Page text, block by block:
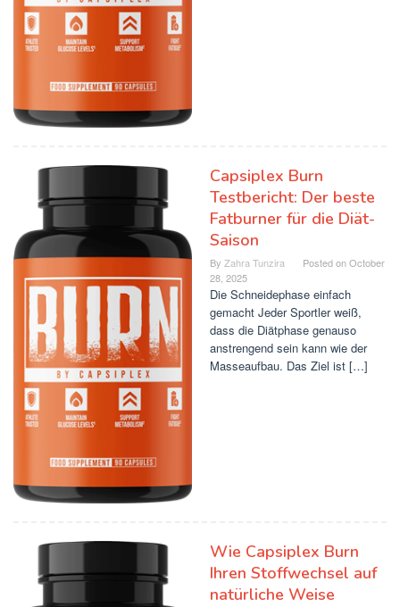
Capsiplex Burn
Testbericht: Der beste
Fatburner für die Diät-
Saison
By Zahra Tunzira Posted onOctober
28, 2025
Die Schneidephase einfach
gemacht Jeder Sportler weiß,
dass die Diätphase genauso
anstrengend sein kann wie der
Masseaufbau. Das Ziel ist […]
Wie Capsiplex Burn
Ihren Stoffwechsel auf
natürliche Weise